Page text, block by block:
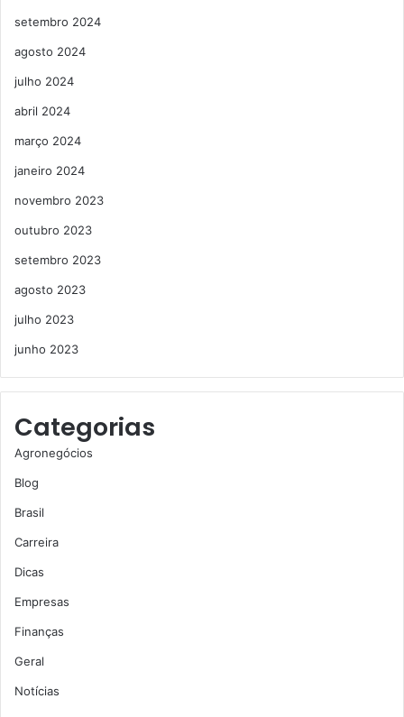
setembro 2024
agosto 2024
julho 2024
abril 2024
março 2024
janeiro 2024
novembro 2023
outubro 2023
setembro 2023
agosto 2023
julho 2023
junho 2023
Categorias
Agronegócios
Blog
Brasil
Carreira
Dicas
Empresas
Finanças
Geral
Notícias